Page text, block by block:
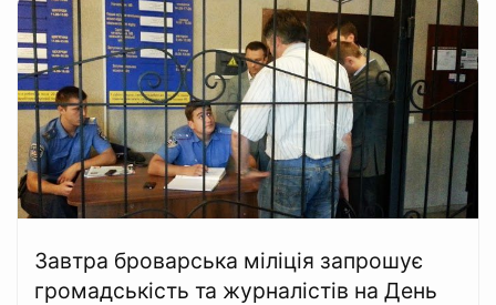
Завтра броварська міліція запрошує
громадськість та журналістів на День